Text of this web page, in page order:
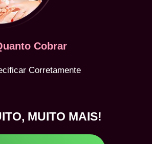
Cobrar
Corretamente
MUITO MAIS!